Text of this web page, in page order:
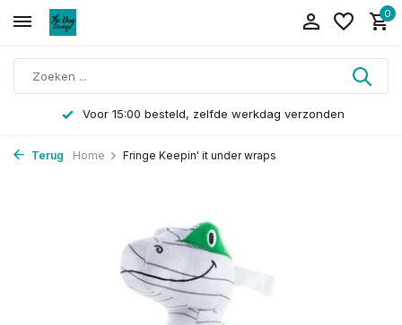
0
Voor 15:00 besteld, zelfde werkdag verzonden
Terug Home Fringe Keepin' it under wraps